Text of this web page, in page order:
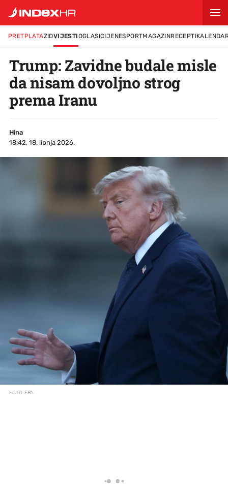
PRETPLATAZIDVIJESTIOGLASICIJENESPORTMAGAZINRECEPTI
Trump: Zavidne budale misle
da nisam dovoljno strog
prema Iranu
Hina
18:42, 18. lipnja 2026.
FOTO: EPA